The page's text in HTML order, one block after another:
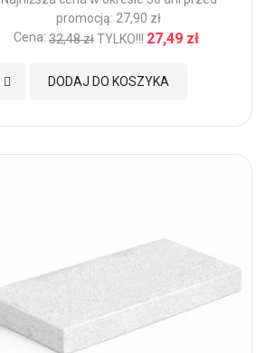
promocją: 27,90 zł
Cena: 32,48 złTYLKO!!! 27,49 zł
DODAJ DO KOSZYKA
Dodaj
Ulubionych